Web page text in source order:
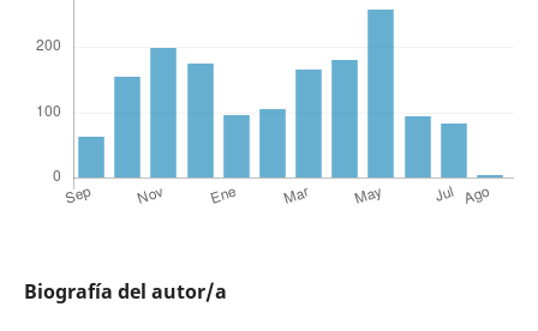
Biografía del autor/a